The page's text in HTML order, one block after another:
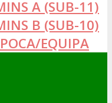
A (SUB-11)
B (SUB-10)
EQUIPA